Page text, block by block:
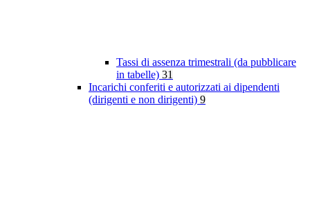
Tassi di assenza trimestrali (da pubblicare
in tabelle) 31
Incarichi conferiti e autorizzati ai dipendenti
(dirigenti e non dirigenti) 9